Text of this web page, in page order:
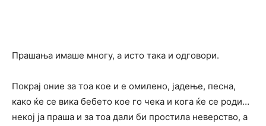
Прашања имаше многу, а исто така и одговори.
Покрај оние за тоа кое и е омилено, јадење, песна,
како ќе се вика бебето кое го чека и кога ќе се роди…
некој ја праша и за тоа дали би простила неверство, а